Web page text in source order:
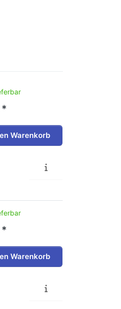
*
Warenkorb
*
Warenkorb